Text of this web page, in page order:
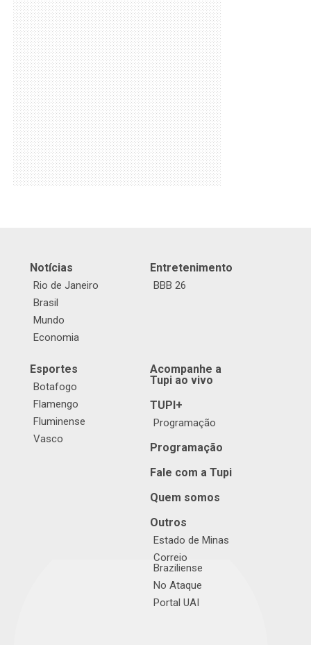
Notícias
Rio de Janeiro
Brasil
Mundo
Economia
Entretenimento
BBB 26
Esportes
Botafogo
Flamengo
Fluminense
Vasco
Acompanhe a
Tupi ao vivo
TUPI+
Programação
Programação
Fale com a Tupi
Quem somos
Outros
Estado de Minas
Correio
Braziliense
No Ataque
Portal UAI